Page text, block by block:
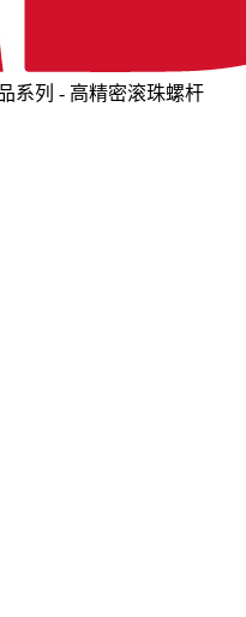
系列 - 高精密滚珠螺杆